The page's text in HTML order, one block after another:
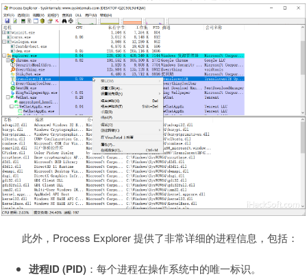
此外，Process Explorer 提供了非常详细的进程信息，包括：
进程ID (PID) ：每个进程在操作系统中的唯一标识。